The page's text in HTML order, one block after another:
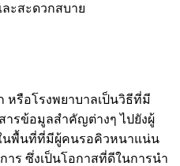
ละสะดวกสบาย
หรือโรงพยาบาลเป็นวิธีที่มี
ารข้อมูลสำคัญต่างๆ ไปยังผู้
นพื้นที่ที่มีผู้คนรอคิวหนาแน่น
าร ซึ่งเป็นโอกาสที่ดีในการนำ